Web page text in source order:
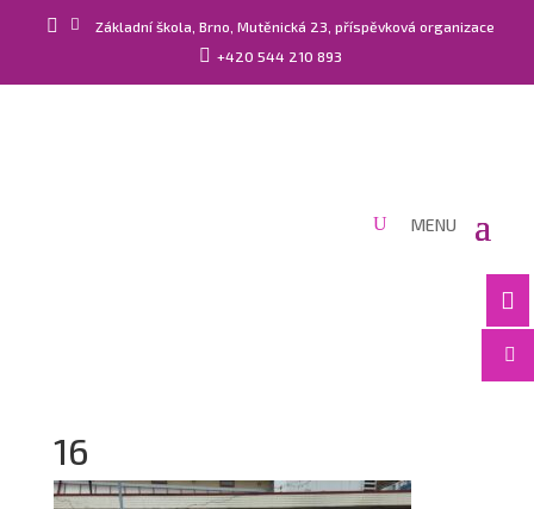
  Základní škola, Brno, Mutěnická 23, příspěvková organizace
 +420 544 210 893


16